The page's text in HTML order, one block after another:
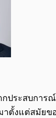
ประสบการ
าตั้งแต่สมัยข